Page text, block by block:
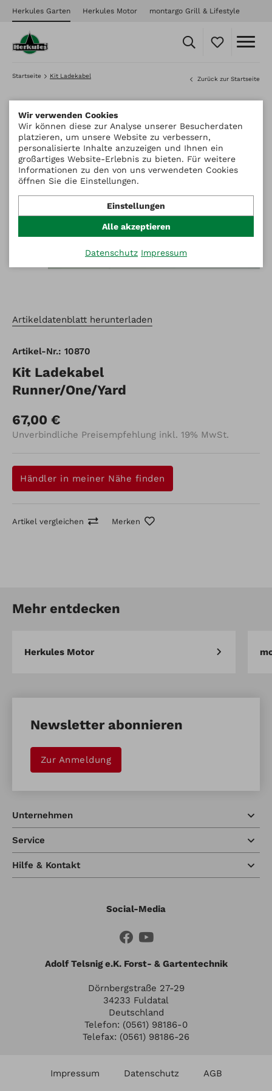
Herkules Garten Herkules Motor montargo Grill & Lifestyle
Startseite Kit Ladekabel Zurück zur Startseite
Artikeldatenblatt herunterladen
Artikel-Nr.: 10870
Kit Ladekabel
Runner/One/Yard
67,00 €
Unverbindliche Preisempfehlung inkl. 19% MwSt.
Händler in meiner Nähe finden
Artikel vergleichen Merken
Kit Ladekabel
Mehr entdecken
Herkules Motor
Newsletter abonnieren
Zur Anmeldung
Unternehmen
Service
Hilfe & Kontakt
Social-Media
Adolf Telsnig e.K. Forst- & Gartentechnik
Dörnbergstraße 27-29
34233 Fuldatal
Deutschland
Telefon: (0561) 98186-0
Telefax: (0561) 98186-26
Impressum Datenschutz AGB
Wir verwenden Cookies
Wir können diese zur Analyse unserer Besucherdaten
platzieren, um unsere Website zu verbessern,
personalisierte Inhalte anzuzeigen und Ihnen ein
großartiges Website-Erlebnis zu bieten. Für weitere
Informationen zu den von uns verwendeten Cookies
öffnen Sie die Einstellungen.
Einstellungen
Alle akzeptieren
Datenschutz Impressum